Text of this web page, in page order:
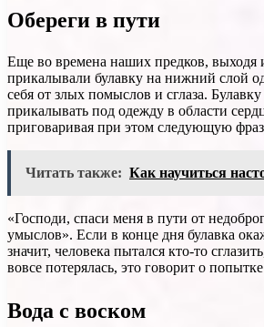
Обереги в пути
Еще во времена наших предков, выходя
прикалывали булавку на нижний слой
себя от злых помыслов и сглаза.
прикалывать под одежду в области
приговаривая при этом следующую
Читать также: Как научиться
«Господи, спаси меня в пути от
умыслов». Если в конце дня булавка
значит, человека пытался кто-то
вовсе потерялась, это говорит о
Вода с воском